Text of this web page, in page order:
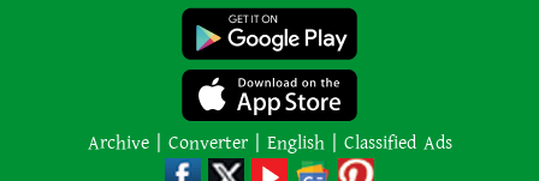
শাপলা চত্বর হত্যাযজ্ঞ: স্বৈরাচার হাসিনা-
আজিজ-বেনজীরসহ পলাতকদের বিরুদ্ধে
গ্রেপ্তারি পরোয়ানা
লোডশেডিংয়ের কারণে জনসংখ্যা
Archive | Converter | English | Classified Ads